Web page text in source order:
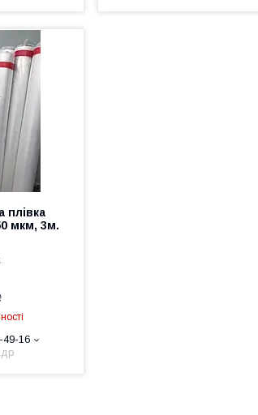
плівка
мкм, 3м.
49-16